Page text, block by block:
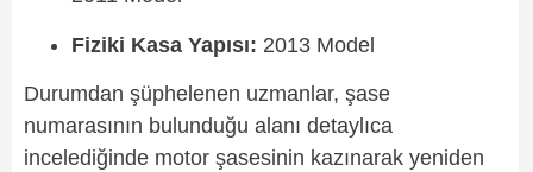
Fiziki Kasa Yapısı: 2013 Model
Durumdan şüphelenen uzmanlar, şase
numarasının bulunduğu alanı detaylıca
incelediğinde motor şasesinin kazınarak yeniden